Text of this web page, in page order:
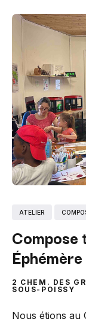
ATELIER
Compose
2 CHEM. DES
SOUS-POISSY
Nous étions au